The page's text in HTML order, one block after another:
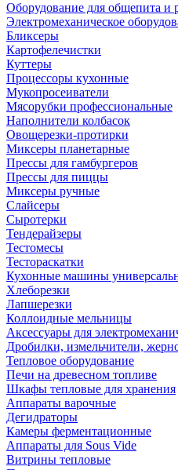
Оборудование для общепита и
Электромеханическое
Бликсеры
Картофелечистки
Куттеры
Процессоры кухонные
Мукопросеиватели
Мясорубки профессиональные
Наполнители колбасок
Овощерезки-протирки
Миксеры планетарные
Прессы для гамбургеров
Прессы для пиццы
Миксеры ручные
Слайсеры
Сыротерки
Тендерайзеры
Тестомесы
Тестораскатки
Кухонные машины
Хлеборезки
Лапшерезки
Коллоидные мельницы
Аксессуары для
Дробилки, измельчители,
Тепловое оборудование
Печи на древесном топливе
Шкафы тепловые для хранения
Аппараты варочные
Дегидраторы
Камеры ферментационные
Аппараты для Sous Vide
Витрины тепловые